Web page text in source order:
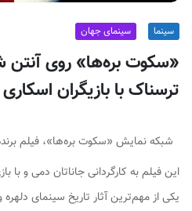
سینما سینمای جهان
«سکوت بره‌ها» روی آنتن
ترسناک با بازیگران اسکاری
شبکه نمایش «سکوت بره‌ها»، فیلم
این فیلم به کارگردانی جاناتان دمی و با
یکی از مهم‌ترین آثار تاریخ سینمای